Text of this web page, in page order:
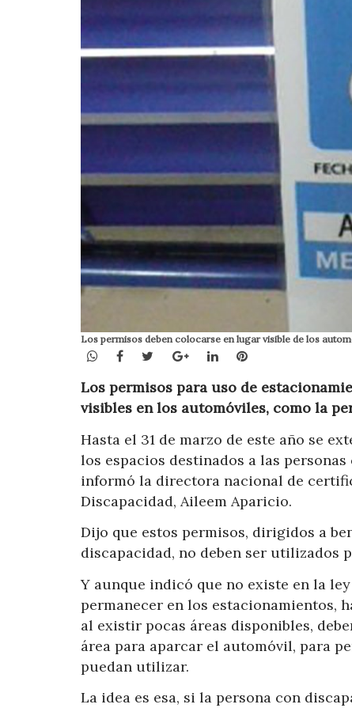
Los permisos deben colocarse en lugar visible de los
WhatsApp
Facebook
TwitterGoogle+LinkedInPinterest
Los permisos para uso de
visibles en los automóviles, como la
Hasta el 31 de marzo de este año se
los espacios destinados a las
informó la directora nacional de
Discapacidad, Aileem Aparicio.
Dijo que estos permisos, dirigidos a
discapacidad, no deben ser utilizados
Y aunque indicó que no existe en la
permanecer en los estacionamientos,
al existir pocas áreas disponibles,
área para aparcar el automóvil, para
puedan utilizar.
La idea es esa, si la persona con